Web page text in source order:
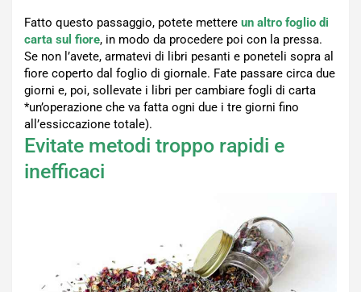
Fatto questo passaggio, potete mettere un altro foglio di
carta sul fiore, in modo da procedere poi con la pressa.
Se non l’avete, armatevi di libri pesanti e poneteli sopra al
fiore coperto dal foglio di giornale. Fate passare circa due
giorni e, poi, sollevate i libri per cambiare fogli di carta
*un’operazione che va fatta ogni due i tre giorni fino
all’essiccazione totale).
Evitate metodi troppo rapidi e
inefficaci